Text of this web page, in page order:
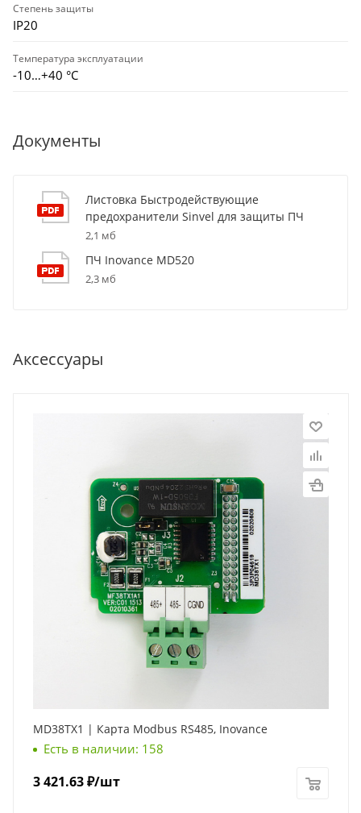
Степень защиты
IP20
Температура эксплуатации
-10…+40 °С
Документы
Листовка Быстродействующие
предохранители Sinvel для защиты ПЧ
2,1 мб
ПЧ Inovance MD520
2,3 мб
Аксессуары
MD38TX1 | Карта Modbus RS485, Inovance
Есть в наличии: 158
3 421.63₽/шт